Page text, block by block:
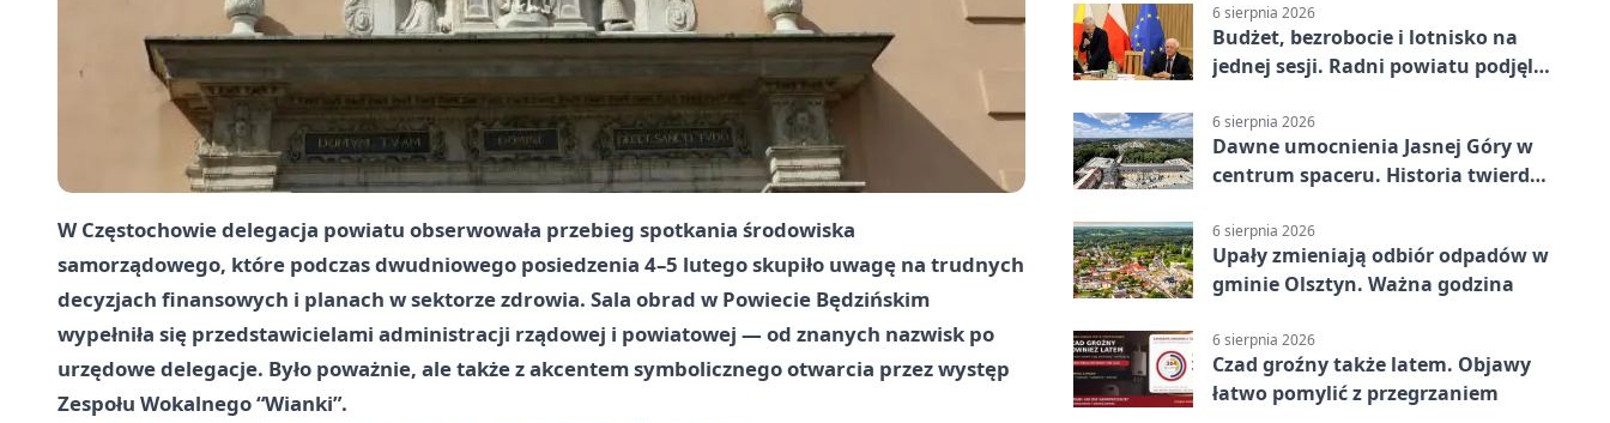
W Częstochowiedelegacja powiatu obserwowała przebieg spotkania środowiska
samorządowego, które podczas dwudniowego posiedzenia 4–5 lutegoskupiło uwagę na trudnych
decyzjach finansowych i planach w sektorze zdrowia. Sala obrad w Powiecie Będzińskim
wypełniła się przedstawicielami administracji rządowej i powiatowej — od znanych nazwisk po
urzędowe delegacje. Było poważnie, ale także z akcentem symbolicznego otwarcia przez występ
Zespołu Wokalnego “Wianki”.
meczu III rundy eliminacji
6 sierpnia 2026
Budżet, bezrobocie i lotnisko na
jednej sesji. Radni powiatu podjęli
6 sierpnia 2026
Dawne umocnienia Jasnej Góry w
centrum spaceru. Historia twierdzy
6 sierpnia 2026
Upały zmieniają odbiór odpadów w
gminie Olsztyn. Ważna godzina
6 sierpnia 2026
Czad groźny także latem. Objawy
łatwo pomylić z przegrzaniem